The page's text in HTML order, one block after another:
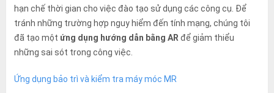
hạn chế thời gian cho việc đào tạo sử dụng các công cụ. Để
tránh những trường hợp nguy hiểm đến tính mạng, chúng tôi
đã tạo một ứng dụng hướng dẫn bằng AR để giảm thiểu
những sai sót trong công việc.
Ứng dụng bảo trì và kiểm tra máy móc MR